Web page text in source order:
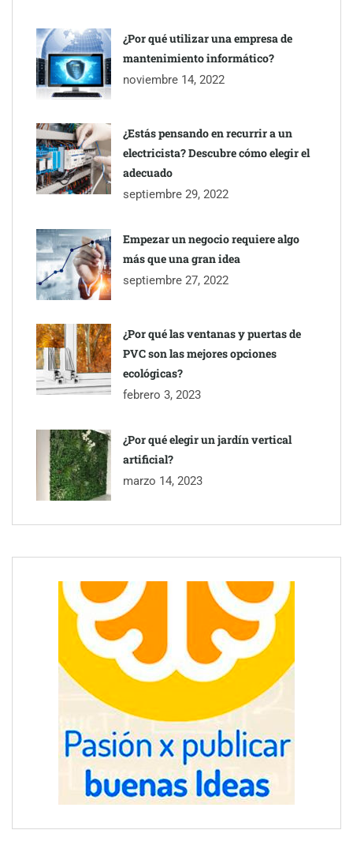
¿Por qué utilizar una empresa de
mantenimiento informático?
noviembre 14, 2022
¿Estás pensando en recurrir a un
electricista? Descubre cómo elegir el
adecuado
septiembre 29, 2022
Empezar un negocio requiere algo
más que una gran idea
septiembre 27, 2022
¿Por qué las ventanas y puertas de
PVC son las mejores opciones
ecológicas?
febrero 3, 2023
¿Por qué elegir un jardín vertical
artificial?
marzo 14, 2023